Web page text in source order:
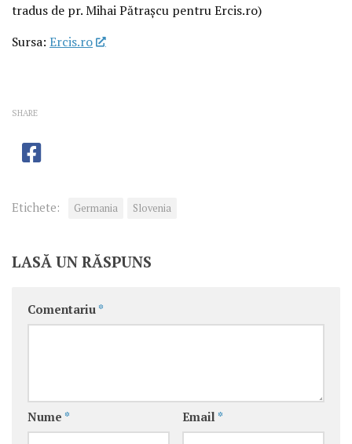
tradus de pr. Mihai Pătrașcu pentru Ercis.ro)
Sursa: Ercis.ro
SHARE
Etichete: Germania Slovenia
LASĂ UN RĂSPUNS
Comentariu *
Nume * Email *